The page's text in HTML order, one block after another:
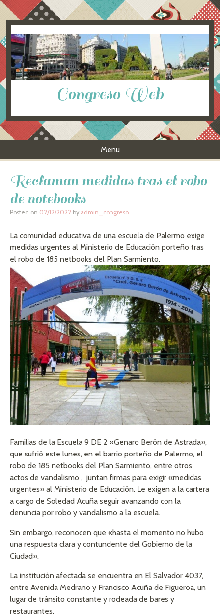
Congreso Web
Menu
Reclaman medidas tras el robo
de notebooks
Posted on 02/12/2022 by admin_congreso
La comunidad educativa de una escuela de Palermo exige
medidas urgentes al Ministerio de Educación porteño tras
el robo de 185 netbooks del Plan Sarmiento.
Familias de la Escuela 9 DE 2 «Genaro Berón de Astrada»,
que sufrió este lunes, en el barrio porteño de Palermo, el
robo de 185 netbooks del Plan Sarmiento, entre otros
actos de vandalismo , juntan firmas para exigir «medidas
urgentes» al Ministerio de Educación. Le exigen a la cartera
a cargo de Soledad Acuña seguir avanzando con la
denuncia por robo y vandalismo a la escuela.
Sin embargo, reconocen que «hasta el momento no hubo
una respuesta clara y contundente del Gobierno de la
Ciudad».
La institución afectada se encuentra en El Salvador 4037,
entre Avenida Medrano y Francisco Acuña de Figueroa, un
lugar de tránsito constante y rodeada de bares y
restaurantes.